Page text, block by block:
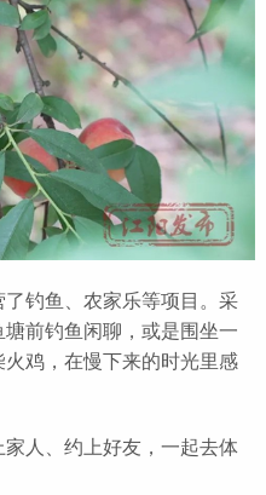
钓鱼、农家乐等项目。采
前钓鱼闲聊，或是围坐一
鸡，在慢下来的时光里感
人、约上好友，一起去体